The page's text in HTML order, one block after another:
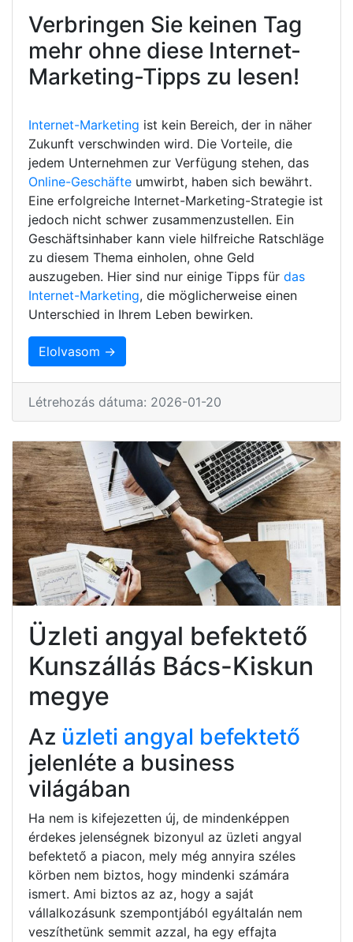
Verbringen Sie keinen Tag
mehr ohne diese Internet-
Marketing-Tipps zu lesen!
Internet-Marketing ist kein Bereich, der in näher
Zukunft verschwinden wird. Die Vorteile, die
jedem Unternehmen zur Verfügung stehen, das
Online-Geschäfte umwirbt, haben sich bewährt.
Eine erfolgreiche Internet-Marketing-Strategie ist
jedoch nicht schwer zusammenzustellen. Ein
Geschäftsinhaber kann viele hilfreiche Ratschläge
zu diesem Thema einholen, ohne Geld
auszugeben. Hier sind nur einige Tipps für das
Internet-Marketing, die möglicherweise einen
Unterschied in Ihrem Leben bewirken.
Elolvasom →
Létrehozás dátuma: 2026-01-20
Üzleti angyal befektető
Kunszállás Bács-Kiskun
megye
Az üzleti angyal befektető
jelenléte a business
világában
Ha nem is kifejezetten új, de mindenképpen
érdekes jelenségnek bizonyul az üzleti angyal
befektető a piacon, mely még annyira széles
körben nem biztos, hogy mindenki számára
ismert. Ami biztos az az, hogy a saját
vállalkozásunk szempontjából egyáltalán nem
veszíthetünk semmit azzal, ha egy effajta